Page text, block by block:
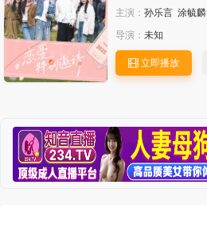
主演： 孙乐言 涂毓麟
导演： 未知
立即播放